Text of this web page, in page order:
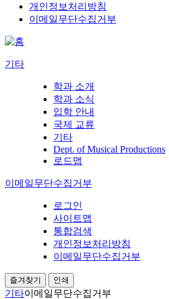
개인정보처리방침
이메일무단수집거부
기타
학과 소개
학과 소식
입학 안내
국제 교류
기타
Dept. of Musical Productions
로드맵
이메일무단수집거부
로그인
사이트맵
통합검색
개인정보처리방침
이메일무단수집거부
즐겨찾기 인쇄
기타이메일무단수집거부